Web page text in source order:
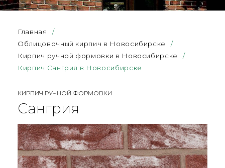
Главная
/
Облицовочный кирпич в Новосибирске
/
Кирпич ручной формовки в Новосибирске
/
Кирпич Сангрия в Новосибирске
КИРПИЧ РУЧНОЙ ФОРМОВКИ
Сангрия